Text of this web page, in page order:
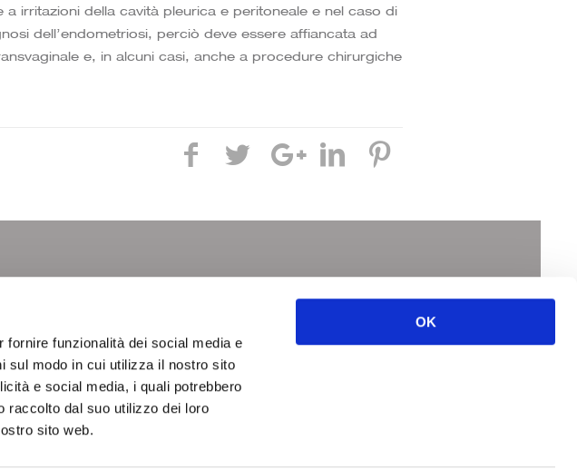
funzionalità dei social media e
sul modo in cui utilizza il nostro sito
e social media, i quali potrebbero
raccolto dal suo utilizzo dei loro
sito web.
OK
irritazioni della cavità pleurica e peritoneale e nel caso di
dell’endometriosi, perciò deve essere affiancata ad
e, in alcuni casi, anche a procedure chirurgiche